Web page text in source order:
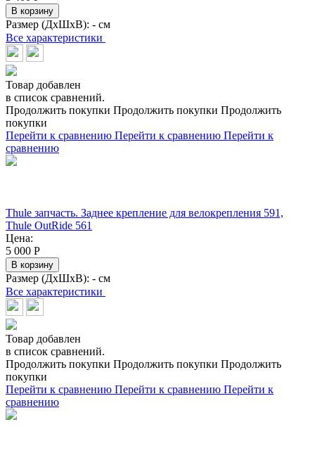
В корзину
Размер (ДхШхВ): - см
Все характеристики
Товар добавлен
в список сравнений.
Продолжить покупки Продолжить покупки Продолжить
покупки
Перейти к сравнению Перейти к сравнению Перейти к
сравнению
Thule запчасть. Заднее крепление для велокрепления 591,
Thule OutRide 561
Цена:
5 000 Р
В корзину
Размер (ДхШхВ): - см
Все характеристики
Товар добавлен
в список сравнений.
Продолжить покупки Продолжить покупки Продолжить
покупки
Перейти к сравнению Перейти к сравнению Перейти к
сравнению